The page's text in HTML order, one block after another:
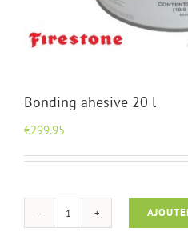
Bonding ahesive 20 l
€299.95
quantité